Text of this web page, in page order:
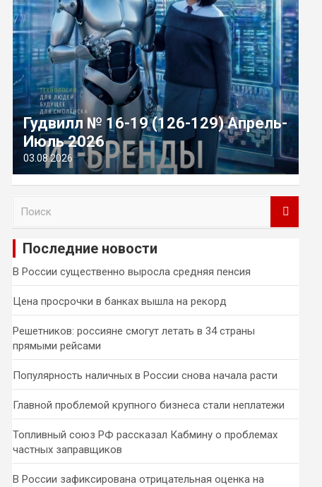
Гудвилл № 16-19 (126-129) Апрель-
Июль 2026
03.08.2026
и
Последние новости
В России существенно выросла средняя пенсия
Цена просрочки в банках вышла на рекорд
Решетников: россияне смогут летать в 34 страны
прямыми рейсами
Популярность наличных в России снова начала расти
Главной проблемой крупного бизнеса стали неплатежи
Топливный союз РФ рассказал Кабмину о проблемах
частных заправщиков
В России зафиксирована отрицательная оценка на